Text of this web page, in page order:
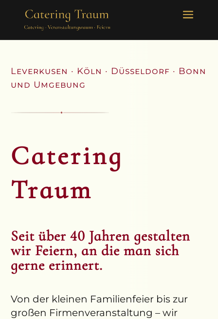
Leverkusen · Köln · Düsseldorf · Bonn
und Umgebung
Catering
Traum
Seit über 40 Jahren gestalten
wir Feiern, an die man sich
gerne erinnert.
Von der kleinen Familienfeier bis zur
großen Firmenveranstaltung – wir